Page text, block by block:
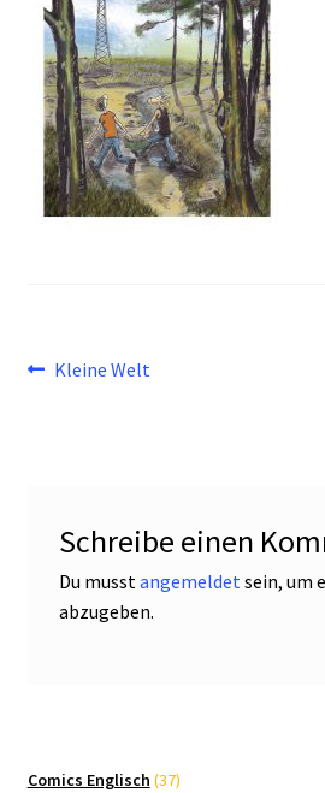
Beitragsnavigation
Vorheriger
Kleine Welt
Schreibe einen
Du musst angemeldet sein, um
abzugeben.
Comics Englisch 3737